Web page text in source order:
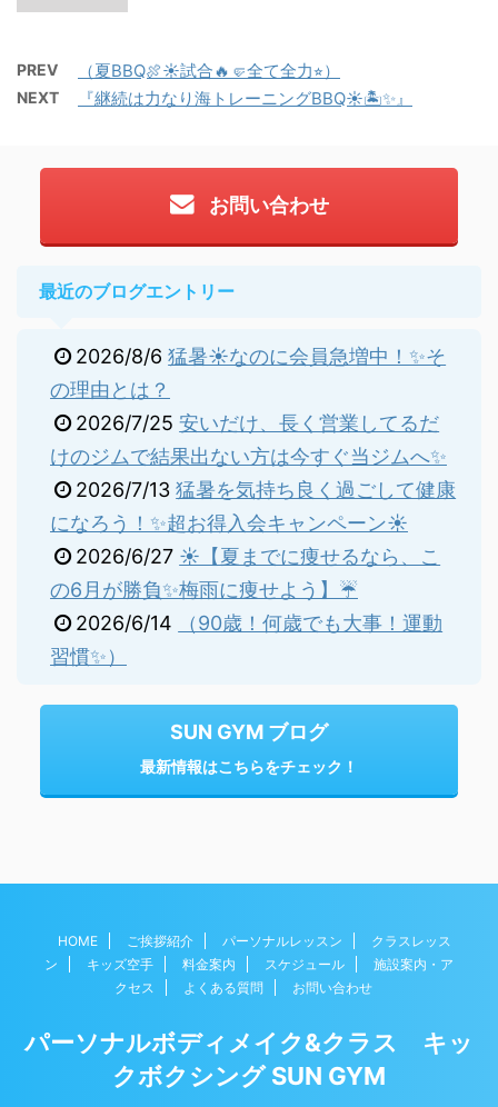
PREV （夏BBQ🍖☀️試合🔥🤛全て全力⭐︎）
NEXT 『継続は力なり海トレーニングBBQ☀️🏝️✨』
お問い合わせ
最近のブログエントリー
2026/8/6 猛暑☀️なのに会員急増中！✨そ
の理由とは？
2026/7/25 安いだけ、長く営業してるだ
けのジムで結果出ない方は今すぐ当ジムへ✨
2026/7/13 猛暑を気持ち良く過ごして健康
になろう！✨超お得入会キャンペーン☀️
2026/6/27 ☀️【夏までに痩せるなら、こ
の6月が勝負✨梅雨に痩せよう】☔️
2026/6/14
（90歳！何歳でも大事！運動
習慣✨）
SUN GYM ブログ
最新情報はこちらをチェック！
HOME ご挨拶紹介 パーソナルレッスン
クラスレッス
ン
キッズ空手 料金案内 スケジュール
施設案内・ア
クセス
よくある質問 お問い合わせ
パーソナルボディメイク&クラス キッ
クボクシング SUN GYM